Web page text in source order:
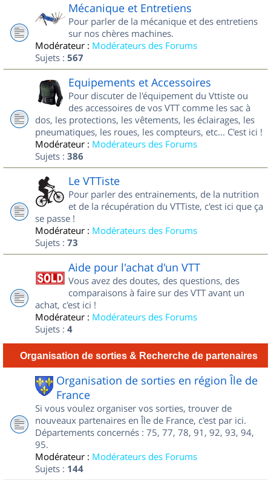
Mécanique et Entretiens
Pour parler de la mécanique et des entretiens
sur nos chères machines.
Modérateur : Modérateurs des Forums
Sujets : 567
Equipements et Accessoires
Pour discuter de l'équipement du Vttiste ou
des accessoires de vos VTT comme les sac à
dos, les protections, les vêtements, les éclairages, les
pneumatiques, les roues, les compteurs, etc... C'est ici !
Modérateur : Modérateurs des Forums
Sujets : 386
Le VTTiste
Pour parler des entrainements, de la nutrition
et de la récupération du VTTiste, c'est ici que ça
se passe !
Modérateur : Modérateurs des Forums
Sujets : 73
Aide pour l'achat d'un VTT
Vous avez des doutes, des questions, des
comparaisons à faire sur des VTT avant un
achat, c'est ici !
Modérateur : Modérateurs des Forums
Sujets : 4
Organisation de sorties & Recherche de partenaires
Organisation de sorties en région Île de
France
Si vous voulez organiser vos sorties, trouver de
nouveaux partenaires en Île de France, c'est par ici.
Départements concernés : 75, 77, 78, 91, 92, 93, 94,
95.
Modérateur : Modérateurs des Forums
Sujets : 144